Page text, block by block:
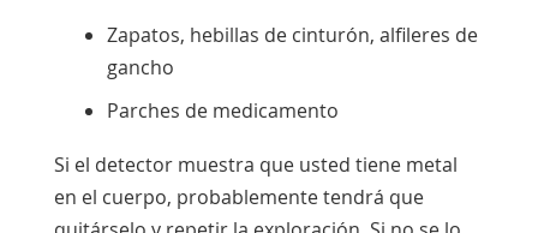
Zapatos, hebillas de cinturón, alfileres de
gancho
Parches de medicamento
Si el detector muestra que usted tiene metal
en el cuerpo, probablemente tendrá que